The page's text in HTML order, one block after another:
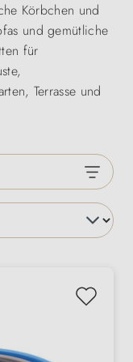
Körbchen und
und gemütliche
für
Terrasse und